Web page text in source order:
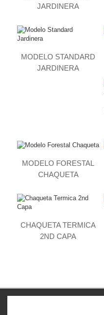
JARDINERA
MODELO STANDARD
JARDINERA
MODELO FORESTAL
CHAQUETA
CHAQUETA TERMICA
2ND CAPA